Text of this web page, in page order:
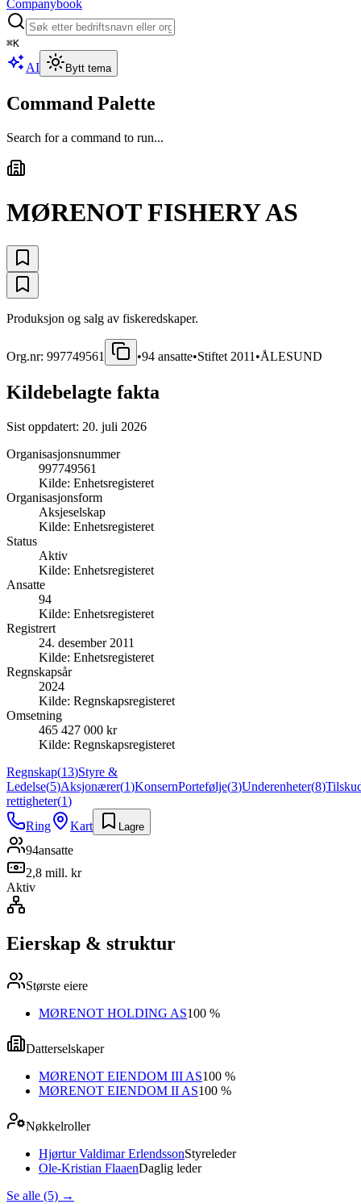
Companybook
⌘K
AI Bytt tema
Command Palette
Search for a command to run...
MØRENOT FISHERY AS
Produksjon og salg av fiskeredskaper.
Org.nr: 997749561 •94 ansatte•Stiftet 2011 •ÅLESUND
Kildebelagte fakta
Sist oppdatert: 20. juli 2026
Organisasjonsnummer
997749561
Kilde: Enhetsregisteret
Organisasjonsform
Aksjeselskap
Kilde: Enhetsregisteret
Status
Aktiv
Kilde: Enhetsregisteret
Ansatte
94
Kilde: Enhetsregisteret
Registrert
24. desember 2011
Kilde: Enhetsregisteret
Regnskapsår
2024
Kilde: Regnskapsregisteret
Omsetning
465 427 000 kr
Kilde: Regnskapsregisteret
Regnskap(13)Styre &
Ledelse(5)Aksjonærer(1)KonsernPortefølje(3)Underenheter(8)
rettigheter(1)
Ring
Kart Lagre
94ansatte
2,8 mill. kr
Aktiv
Eierskap & struktur
Største eiere
MØRENOT HOLDING AS100 %
Datterselskaper
MØRENOT EIENDOM III AS100 %
MØRENOT EIENDOM II AS100 %
Nøkkelroller
Hjørtur Valdimar ErlendssonStyreleder
Ole-Kristian FlaaenDaglig leder
Se alle (5) →